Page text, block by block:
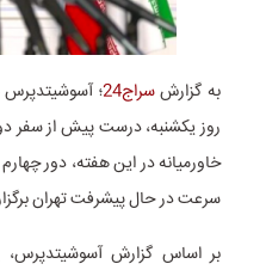
به گزارشسراج24
؛ آسوشیتدپرس
روز یکشنبه، درست پیش از سفر
خاورمیانه در این هفته، دور
سرعت در حال پیشرفت تهران
بر اساس گزارش